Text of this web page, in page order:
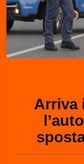
Arriva